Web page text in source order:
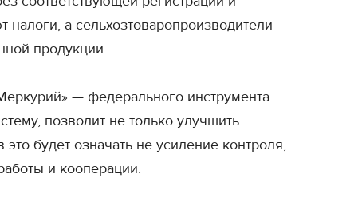
а сельхозтоваропроизводители
продукции.
— федерального инструмента
позволит не только улучшить
будет означать не усиление контроля,
и кооперации.